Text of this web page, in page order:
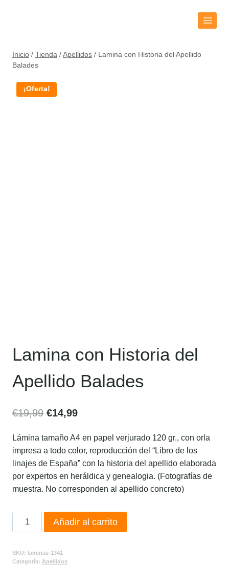
Inicio / Tienda / Apellidos / Lamina con Historia del Apellido
Balades
¡Oferta!
Lamina con Historia del
Apellido Balades
€19,99 €14,99
Lámina tamaño A4 en papel verjurado 120 gr., con orla
impresa a todo color, reproducción del “Libro de los
linajes de España” con la historia del apellido elaborada
por expertos en heráldica y genealogia. (Fotografías de
muestra. No corresponden al apellido concreto)
Añadir al carrito
SKU: laminas-1341
Categoría: Apellidos